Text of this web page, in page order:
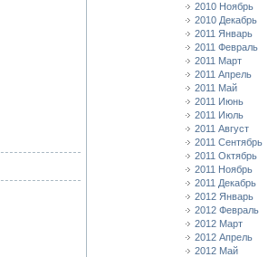
2010 Ноябрь
2010 Декабрь
2011 Январь
2011 Февраль
2011 Март
2011 Апрель
2011 Май
2011 Июнь
2011 Июль
2011 Август
2011 Сентябрь
2011 Октябрь
2011 Ноябрь
2011 Декабрь
2012 Январь
2012 Февраль
2012 Март
2012 Апрель
2012 Май